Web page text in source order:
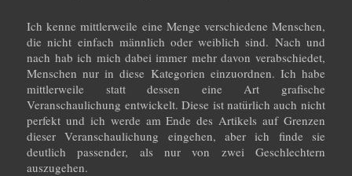
Ich kenne mittlerweile eine Menge verschiedene Menschen,
die nicht einfach männlich oder weiblich sind. Nach und
nach hab ich mich dabei immer mehr davon verabschiedet,
Menschen nur in diese Kategorien einzuordnen. Ich habe
mittlerweile statt dessen eine Art grafische
Veranschaulichung entwickelt. Diese ist natürlich auch nicht
perfekt und ich werde am Ende des Artikels auf Grenzen
dieser Veranschaulichung eingehen, aber ich finde sie
deutlich passender, als nur von zwei Geschlechtern
auszugehen.